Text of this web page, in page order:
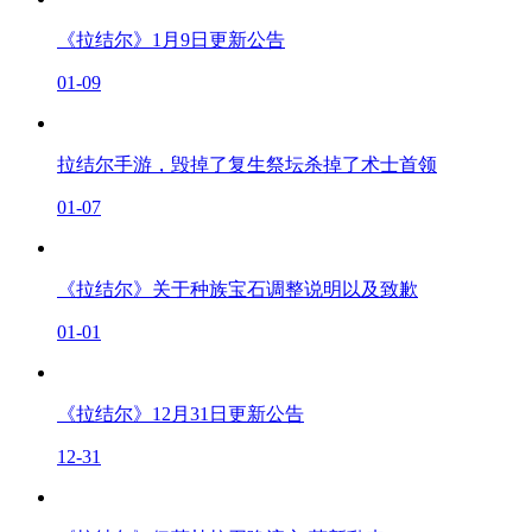
《拉结尔》1月9日更新公告
01-09
拉结尔手游，毁掉了复生祭坛杀掉了术士首领
01-07
《拉结尔》关于种族宝石调整说明以及致歉
01-01
《拉结尔》12月31日更新公告
12-31